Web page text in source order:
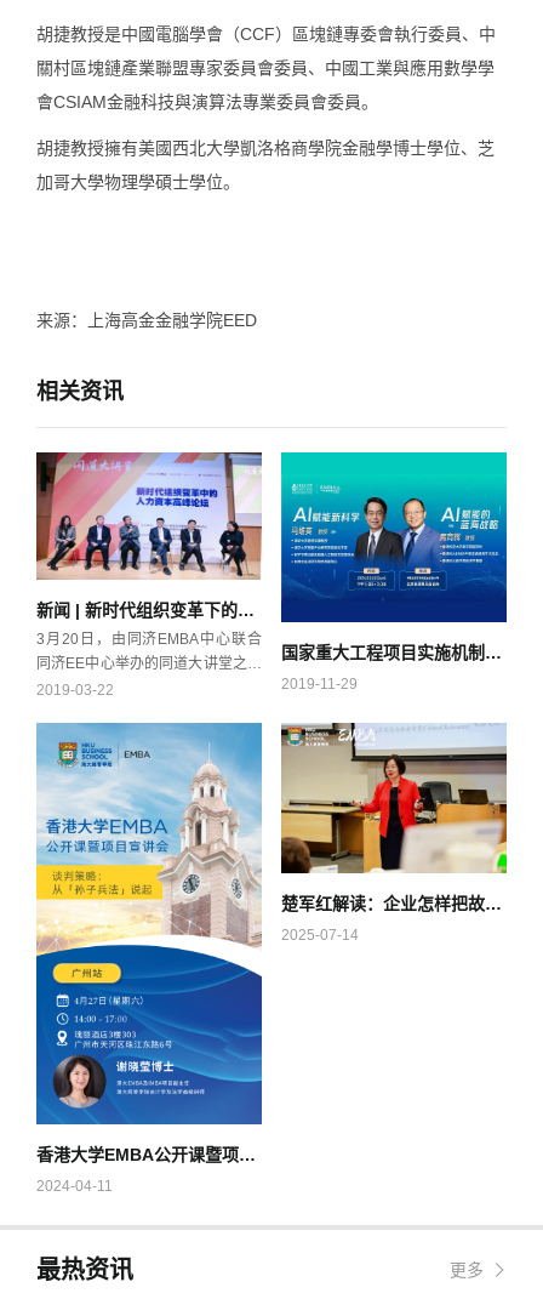
胡捷教授是中國電腦學會（CCF）區塊鏈專委會執行委員、中
關村區塊鏈產業聯盟專家委員會委員、中國工業與應用數學學
會CSIAM金融科技與演算法專業委員會委員。
胡捷教授擁有美國西北大學凱洛格商學院金融學博士學位、芝
加哥大學物理學碩士學位。
来源：上海高金金融学院EED
相关资讯
新闻 | 新时代组织变革下的人力资本高峰论坛成功举行
3月20日，由同济EMBA中心联合
同济EE中心举办的同道大讲堂之新
时代组织变革下的人力资本高峰论
大讲堂继主题演讲之后的又一创新
形式，旨在多方论道，求取企业管
理之“真经”。现场有近200名权威专
家、学术代表、行业代表齐聚一
堂，共同探讨企业如何通过组织变
革助力企业发展，迎接新经济形势
下的挑战。
2019-03-22
国家重大工程项目实施机制和投融资模式研讨会成功举办
2019-11-29
香港大学EMBA公开课暨项目宣讲会 (广州站)
2024-04-11
楚军红解读：企业怎样把故事讲好？｜香港大学EMBA环球班
2025-07-14
最热资讯 更多